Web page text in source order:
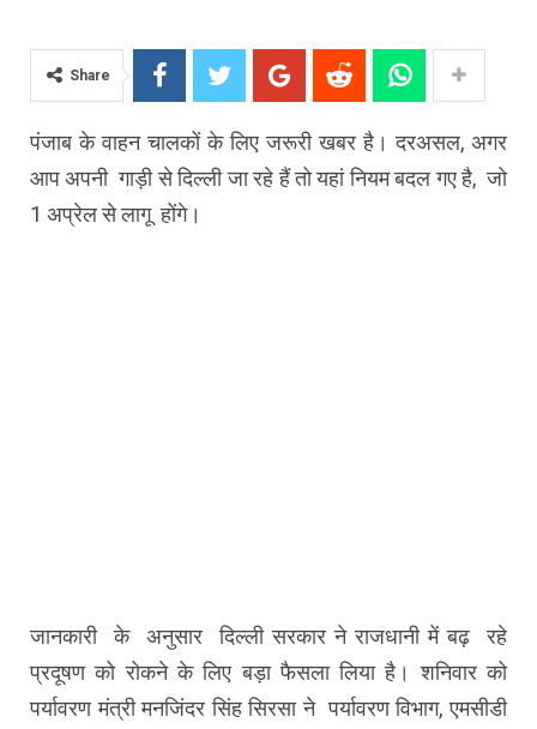
Share
पंजाब के वाहन चालकों के लिए जरूरी खबर है। दरअसल, अगर
आप अपनी गाड़ी से दिल्ली जा रहे हैं तो यहां नियम बदल गए है, जो
1 अप्रेल से लागू होंगे।
जानकारी के अनुसार दिल्ली सरकार ने राजधानी में बढ़ रहे
प्रदूषण को रोकने के लिए बड़ा फैसला लिया है। शनिवार को
पर्यावरण मंत्री मनजिंदर सिंह सिरसा ने पर्यावरण विभाग, एमसीडी